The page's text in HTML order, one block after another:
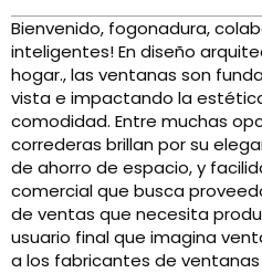
Bienvenido, fogonadura,
inteligentes! En diseño
hogar., las ventanas son
vista e impactando la
comodidad. Entre muchas
correderas brillan por su
de ahorro de espacio, y
comercial que busca
de ventas que necesita
usuario final que imagina
a los fabricantes de